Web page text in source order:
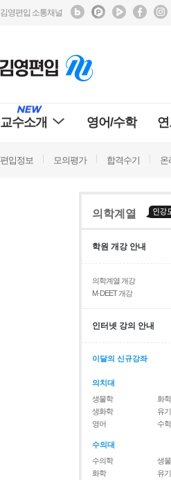
김영편입 소통채널
교수소개 영어/수학
편입정보 모의평가 합격수기 온
의학계열
학원 개강 안내
의학계열 개강
M·DEET 개강
인터넷 강의 안내
이달의 신규강좌
의치대
생물학
화학
생화학
유
영어
수학
수의대
수의학
생
화학
유